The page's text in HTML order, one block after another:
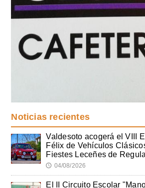
Noticias recientes
Valdesoto acogerá el VIII
Félix de Vehículos
Fiestes Leceñes de
🕔 04/08/2026
El II Circuito Escolar